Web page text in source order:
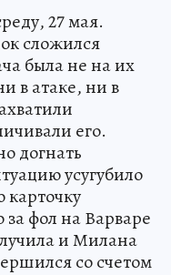
27 мая.
сложился
была не на их
в атаке, ни в
его.
догнать
усугубило
фол на Варваре
и Милана
со счетом